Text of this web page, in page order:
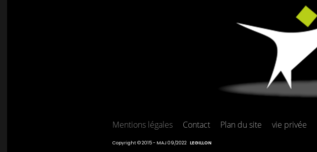
Mentions légales Contact Plan du site vie privée
Copyright © 2015 - MAJ 09/2022 LEGILLON